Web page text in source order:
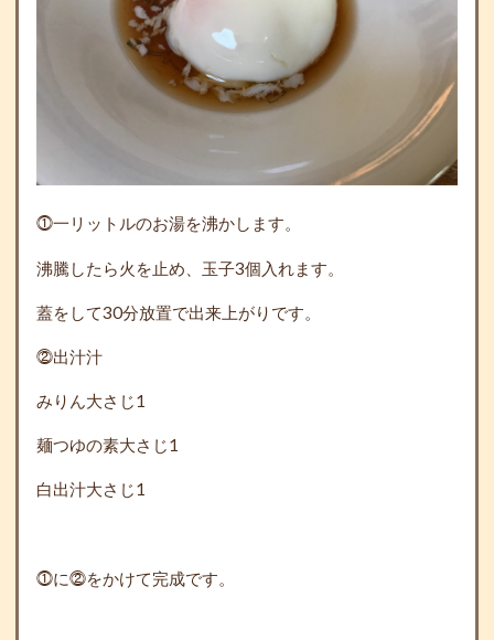
⓵一リットルのお湯を沸かします。
沸騰したら火を止め、玉子3個入れます。
蓋をして30分放置で出来上がりです。
⓶出汁汁
みりん大さじ1
麺つゆの素大さじ1
白出汁大さじ1
⓵に⓶をかけて完成です。